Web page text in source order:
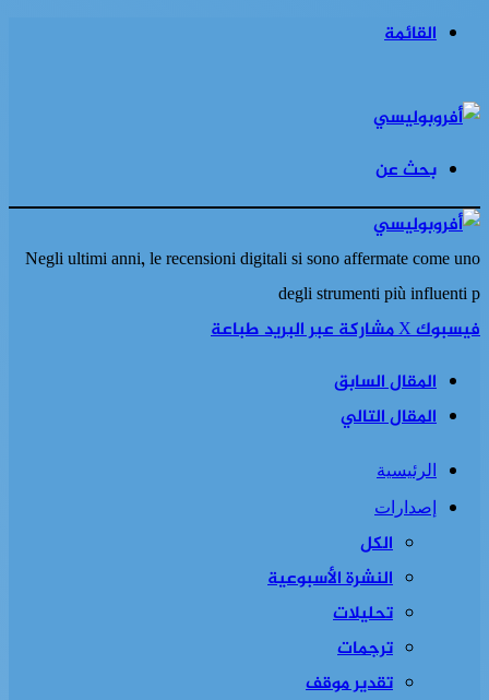
القائمة
بحث عن
Negli ultimi anni, le recensioni digitali si sono affermate come uno
degli strumenti più influenti p
فيسبوك‫Xمشاركة عبر البريدطباعة
المقال السابق
المقال التالي
الرئيسية
إصدارات
الكل
النشرة الأسبوعية
تحليلات
ترجمات
تقدير موقف